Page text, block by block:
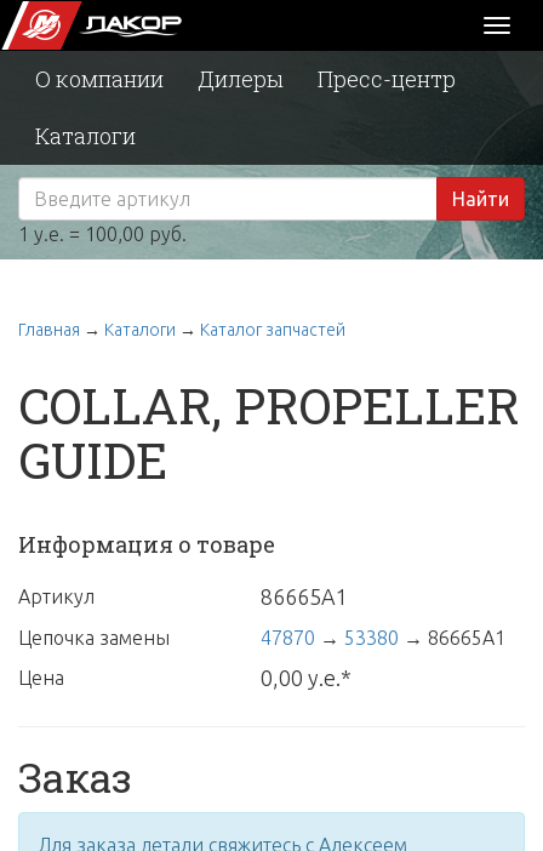
О компании Дилеры
Пресс-центр
Каталоги
Найти
1 у.е. = 100,00 руб.
Главная → Каталоги → Каталог запчастей
COLLAR, PROPELLER
GUIDE
Информация о товаре
Артикул 86665A1
Цепочка замены 47870 → 53380 → 86665A1
Цена
0,00 у.е.*
Заказ
Для заказа детали свяжитесь с Алексеем